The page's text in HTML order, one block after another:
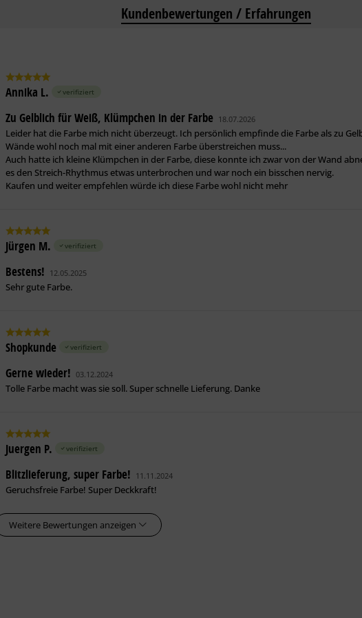
Kundenbewertungen / Erfahrungen
Annika L. verifiziert
Zu Gelblich für Weiß, Klümpchen in der Farbe 18.07.2026
Leider hat die Farbe mich nicht überzeugt. Ich persönlich empfinde die Farbe als zu
Wände wohl noch mal mit einer anderen Farbe überstreichen muss...
Auch hatte ich kleine Klümpchen in der Farbe, diese konnte ich zwar von der Wand
es den Streich-Rhythmus etwas unterbrochen und war noch ein bisschen nervig.
Kaufen und weiter empfehlen würde ich diese Farbe wohl nicht mehr
Jürgen M. verifiziert
Bestens! 12.05.2025
Sehr gute Farbe.
Shopkunde verifiziert
Gerne wieder! 03.12.2024
Tolle Farbe macht was sie soll. Super schnelle Lieferung. Danke
Juergen P. verifiziert
Blitzlieferung, super Farbe! 11.11.2024
Geruchsfreie Farbe! Super Deckkraft!
Weitere Bewertungen anzeigen